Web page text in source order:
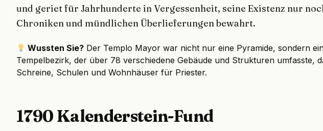
und geriet für Jahrhunderte in Vergessenheit, seine Existenz nur
Chroniken und mündlichen Überlieferungen bewahrt.
Wussten Sie? Der Templo Mayor war nicht nur eine Pyramide, sondern
Tempelbezirk, der über 78 verschiedene Gebäude und Strukturen umfasste,
Schreine, Schulen und Wohnhäuser für Priester.
1790 Kalenderstein-Fund